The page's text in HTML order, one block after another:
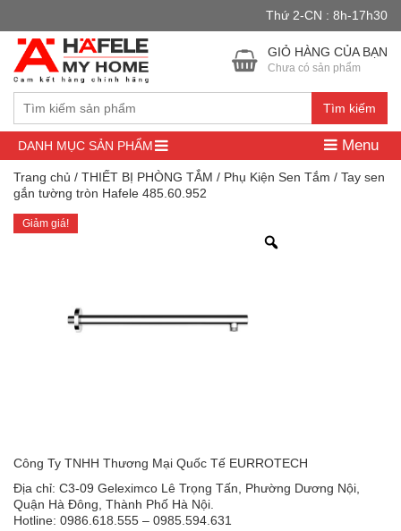
Thứ 2-CN : 8h-17h30
Tìm kiếm
GIỎ HÀNG CỦA BẠN
Chưa có sản phẩm
DANH MỤC SẢN PHẨM Menu
Trang chủ / THIẾT BỊ PHÒNG TẮM / Phụ Kiện Sen Tắm / Tay sen
gắn tường tròn Hafele 485.60.952
Giảm giá!
Công Ty TNHH Thương Mại Quốc Tế EURROTECH
Địa chỉ: C3-09 Geleximco Lê Trọng Tấn, Phường Dương Nội,
Quận Hà Đông, Thành Phố Hà Nội.
Hotline: 0986.618.555 – 0985.594.631
Đây là cửa hàng demo nhằm mục đích thử nghiệm — các đơn hàng
sẽ không có hiệu lực.